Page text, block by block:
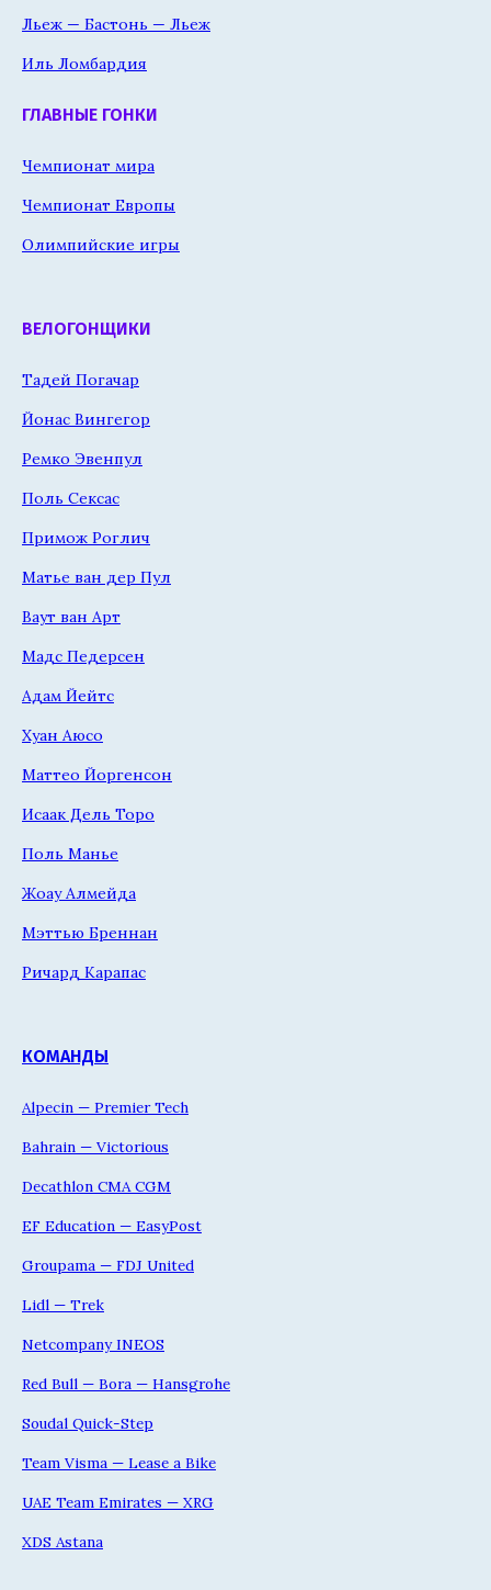
Льеж — Бастонь — Льеж
Иль Ломбардия
ГЛАВНЫЕ ГОНКИ
Чемпионат мира
Чемпионат Европы
Олимпийские игры
ВЕЛОГОНЩИКИ
Тадей Погачар
Йонас Вингегор
Ремко Эвенпул
Поль Сексас
Примож Роглич
Матье ван дер Пул
Ваут ван Арт
Мадс Педерсен
Адам Йейтс
Хуан Аюсо
Маттео Йоргенсон
Исаак Дель Торо
Поль Манье
Жоау Алмейда
Мэттью Бреннан
Ричард Карапас
КОМАНДЫ
Alpecin — Premier Tech
Bahrain — Victorious
Decathlon CMA CGM
EF Education — EasyPost
Groupama — FDJ United
Lidl — Trek
Netcompany INEOS
Red Bull — Bora — Hansgrohe
Soudal Quick-Step
Team Visma — Lease a Bike
UAE Team Emirates — XRG
XDS Astana